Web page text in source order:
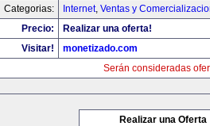
Categorias:
Internet, Ventas y
Precio:
Realizar una oferta!
Visitar!
monetizado.com
Serán consideradas
Realizar una Oferta